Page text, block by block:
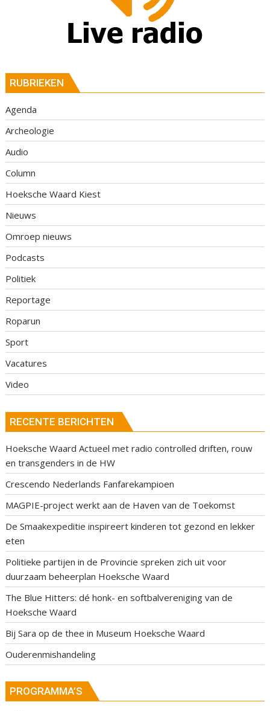
RUBRIEKEN
Agenda
Archeologie
Audio
Column
Hoeksche Waard Kiest
Nieuws
Omroep nieuws
Podcasts
Politiek
Reportage
Roparun
Sport
Vacatures
Video
RECENTE BERICHTEN
Hoeksche Waard Actueel met radio controlled driften, rouw
en transgenders in de HW
Crescendo Nederlands Fanfarekampioen
MAGPIE-project werkt aan de Haven van de Toekomst
De Smaakexpeditie inspireert kinderen tot gezond en lekker
eten
Politieke partijen in de Provincie spreken zich uit voor
duurzaam beheerplan Hoeksche Waard
The Blue Hitters: dé honk- en softbalvereniging van de
Hoeksche Waard
Bij Sara op de thee in Museum Hoeksche Waard
Ouderenmishandeling
PROGRAMMA’S